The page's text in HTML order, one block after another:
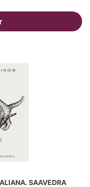
SAAVEDRA